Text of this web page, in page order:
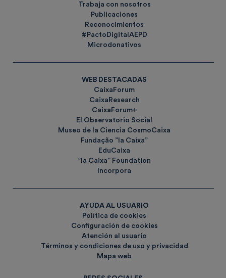
Trabaja con nosotros
Publicaciones
Reconocimientos
#PactoDigitalAEPD
Microdonativos
WEB DESTACADAS
CaixaForum
CaixaResearch
CaixaForum+
El Observatorio Social
Museo de la Ciencia CosmoCaixa
Fundação ”la Caixa”
EduCaixa
”la Caixa” Foundation
Incorpora
AYUDA AL USUARIO
Política de cookies
Configuración de cookies
Atención al usuario
Términos y condiciones de uso y privacidad
Mapa web